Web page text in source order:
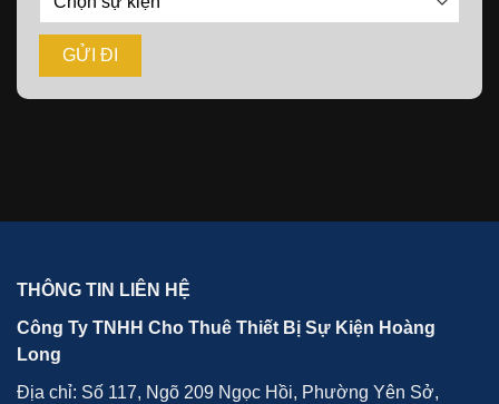
THÔNG TIN LIÊN HỆ
Công Ty TNHH Cho Thuê Thiết Bị Sự Kiện Hoàng
Long
Địa chỉ: Số 117, Ngõ 209 Ngọc Hồi, Phường Yên Sở,